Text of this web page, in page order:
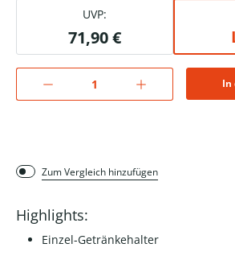
UVP:
71,90 €
In
Zum Vergleich hinzufügen
Highlights:
Einzel-Getränkehalter